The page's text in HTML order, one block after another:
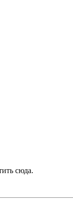
сюда.